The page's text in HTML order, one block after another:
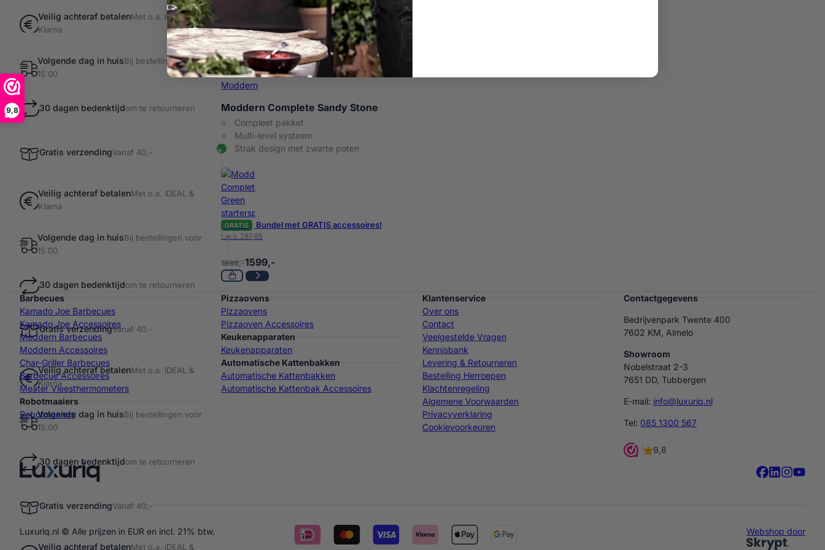
9,8
Veilig achteraf betalenMet o.a. iDEAL &
Klarna
Volgende dag in huisBij bestellingen voor
15:00
30 dagen bedenktijdom te retourneren
Gratis verzendingVanaf 40,-
Veilig achteraf betalenMet o.a. iDEAL &
Klarna
Volgende dag in huisBij bestellingen voor
15:00
30 dagen bedenktijdom te retourneren
Gratis verzendingVanaf 40,-
Veilig achteraf betalenMet o.a. iDEAL &
Klarna
Volgende dag in huisBij bestellingen voor
15:00
30 dagen bedenktijdom te retourneren
Gratis verzendingVanaf 40,-
Veilig achteraf betalenMet o.a. iDEAL &
Moddern
Moddern Complete Sandy Stone
Compleet pakket
Multi-level systeem
Strak design met zwarte poten
GRATIS Bundel met GRATIS accessoires!
t.w.v. 287,65
1886,-1599,-
Barbecues
Kamado Joe Barbecues
Kamado Joe Accessoires
Moddern Barbecues
Moddern Accessoires
Char-Griller Barbecues
Barbecue Accessoires
Meater Vleesthermometers
Robotmaaiers
Robotmaaiers
Pizzaovens
Pizzaovens
Pizzaoven Accessoires
Keukenapparaten
Keukenapparaten
Automatische Kattenbakken
Automatische Kattenbakken
Automatische Kattenbak Accessoires
Klantenservice
Over ons
Contact
Veelgestelde Vragen
Kennisbank
Levering & Retourneren
Bestelling Herroepen
Klachtenregeling
Algemene Voorwaarden
Privacyverklaring
Cookievoorkeuren
Contactgegevens
Bedrijvenpark Twente 400
7602 KM, Almelo
Showroom
Nobelstraat 2-3
7651 DD, Tubbergen
E-mail: info@luxuriq.nl
Tel: 085 1300 567
Luxuriq.nl © Alle prijzen in EUR en incl. 21% btw. Webshop door